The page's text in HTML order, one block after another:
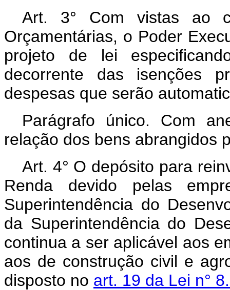
Art. 3° Com vistas ao
Orçamentárias, o Poder
projeto de lei
decorrente das isenções
despesas que serão
Parágrafo único. Com
relação dos bens abrangidos
Art. 4° O depósito para
Renda devido pelas
Superintendência do
da Superintendência do
continua a ser aplicável aos
aos de construção civil e
disposto no art. 19 da Lei n°